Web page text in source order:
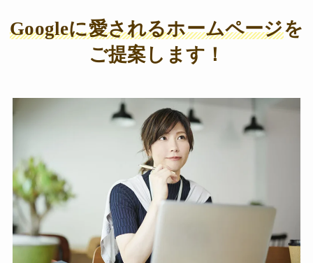
Googleに愛されるホームページを
ご提案します！